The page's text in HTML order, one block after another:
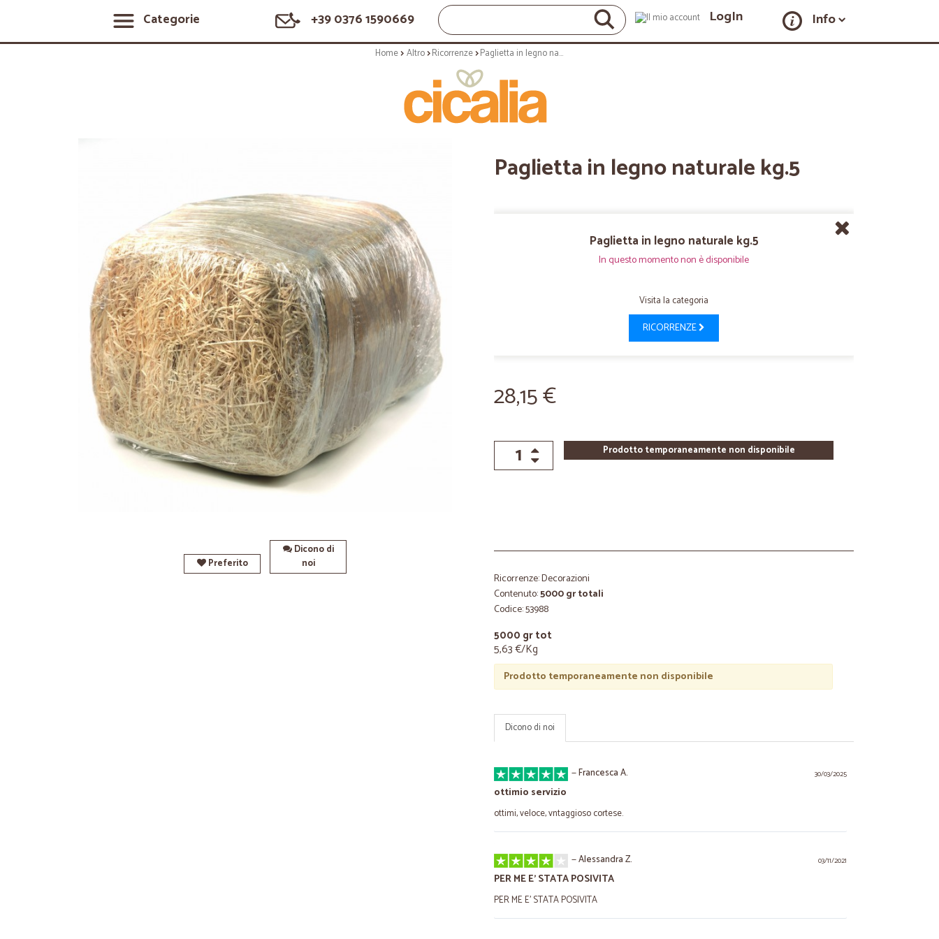
Categorie +39 0376 1590669 LogIn Info
Home Altro Ricorrenze Paglietta in legno naturale kg.5
Preferito
Dicono di
noi
Paglietta in legno naturale kg.5
Paglietta in legno naturale kg.5
In questo momento non è disponibile
Visita la categoria
RICORRENZE
28,15 €
Prodotto temporaneamente non disponibile
Ricorrenze: Decorazioni
Contenuto:5000 gr totali
Codice: 53988
5000 gr tot
5,63 €/Kg
Prodotto temporaneamente non disponibile
Dicono di noi
30/03/2025
—Francesca A.
ottimio servizio
ottimi, veloce, vntaggioso cortese.
03/11/2021
—Alessandra Z.
PER ME E' STATA POSIVITA
PER ME E' STATA POSIVITA